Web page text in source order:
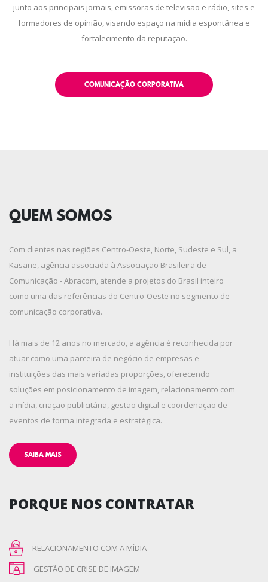
junto aos principais jornais, emissoras de televisão e rádio, sites e
formadores de opinião, visando espaço na mídia espontânea e
fortalecimento da reputação.
COMUNICAÇÃO CORPORATIVA
QUEM SOMOS
Com clientes nas regiões Centro-Oeste, Norte, Sudeste e Sul, a
Kasane, agência associada à Associação Brasileira de
Comunicação - Abracom, atende a projetos do Brasil inteiro
como uma das referências do Centro-Oeste no segmento de
comunicação corporativa.
Há mais de 12 anos no mercado, a agência é reconhecida por
atuar como uma parceira de negócio de empresas e
instituições das mais variadas proporções, oferecendo
soluções em posicionamento de imagem, relacionamento com
a mídia, criação publicitária, gestão digital e coordenação de
eventos de forma integrada e estratégica.
SAIBA MAIS
PORQUE NOS CONTRATAR
RELACIONAMENTO COM A MÍDIA
GESTÃO DE CRISE DE IMAGEM